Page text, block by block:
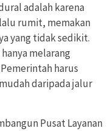
adalah karena
rumit, memakan
yang tidak sedikit.
melarang
harus
daripada jalur
Pusat Layanan